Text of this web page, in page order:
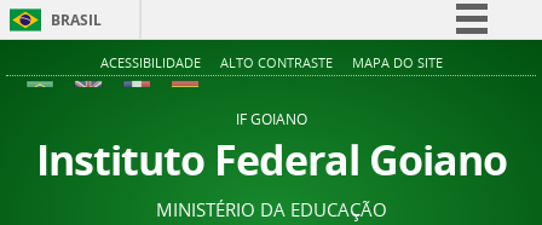
BRASIL
Simplifique!
Acesso à informação
Legislação
ACESSIBILIDADE ALTO CONTRASTE MAPA DO SITE
IF GOIANO
Instituto Federal Goiano
MINISTÉRIO DA EDUCAÇÃO